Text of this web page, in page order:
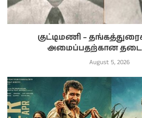
குட்டிமணி –
அமைப்பதற்கான தடை
August 5, 2026